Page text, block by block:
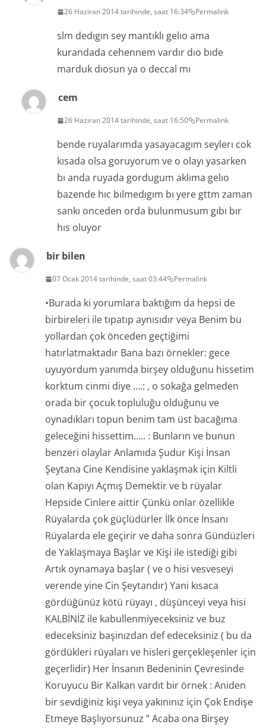
26 Haziran 2014 tarihinde, saat 16:34 Permalink
slm dedıgın sey mantıklı gelıo ama
kurandada cehennem vardır dıo bıde
marduk dıosun ya o deccal mı
cem
26 Haziran 2014 tarihinde, saat 16:50 Permalink
bende ruyalarımda yasayacagım seylerı cok
kısada olsa goruyorum ve o olayı yasarken
bı anda ruyada gordugum aklıma gelıo
bazende hıc bılmedıgım bı yere gttm zaman
sankı onceden orda bulunmusum gıbı bır
hıs oluyor
bir bilen
07 Ocak 2014 tarihinde, saat 03:44 Permalink
•Burada ki yorumlara baktığım da hepsi de
birbireleri ile tıpatıp aynısıdır veya Benim bu
yollardan çok önceden geçtiğimi
hatırlatmaktadır Bana bazı örnekler: gece
uyuyordum yanımda birşey olduğunu hissetim
korktum cinmi diye ….: , o sokağa gelmeden
orada bir çocuk topluluğu olduğunu ve
oynadıkları topun benim tam üst bacağıma
geleceğini hissettim….. : Bunların ve bunun
benzeri olaylar Anlamıda Şudur Kişi İnsan
Şeytana Cine Kendisine yaklaşmak için Kiltli
olan Kapıyı Açmış Demektir ve b rüyalar
Hepside Cinlere aittir Çünkü onlar özellikle
Rüyalarda çok güçlüdürler İlk önce İnsanı
Rüyalarda ele geçirir ve daha sonra Gündüzleri
de Yaklaşmaya Başlar ve Kişi ile istediği gibi
Artık oynamaya başlar ( ve o hisi vesveseyi
verende yine Cin Şeytandır) Yani kısaca
gördüğünüz kötü rüyayı , düşünceyi veya hisi
KALBİNİZ ile kabullenmiyeceksiniz ve buz
edeceksiniz başinızdan def edeceksiniz ( bu da
gördükleri rüyaları ve hisleri gerçekleşenler için
geçerlidir) Her İnsanın Bedeninin Çevresinde
Koruyucu Bir Kalkan vardıt bir örnek : Aniden
bir sevdiğiniz kişi veya yakınınız için Çok Endişe
Etmeye Başlıyorsunuz ” Acaba ona Birşey